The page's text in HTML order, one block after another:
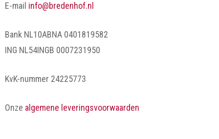
E-mail info@bredenhof.nl
Bank NL10ABNA 0401819582
ING NL54INGB 0007231950
KvK-nummer 24225773
Onze algemene leveringsvoorwaarden